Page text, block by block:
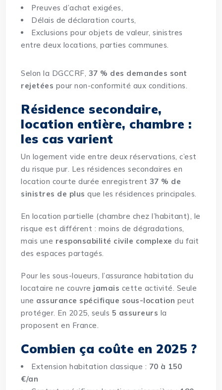
Preuves d’achat exigées,
Délais de déclaration courts,
Exclusions pour objets de valeur, sinistres
entre deux locations, parties communes.
Selon la DGCCRF, 37 % des demandes sont
rejetées pour non-conformité aux conditions.
Résidence secondaire,
location entière, chambre :
les cas varient
Un logement vide entre deux réservations, c’est
du risque pur. Les résidences secondaires en
location courte durée enregistrent 37 % de
sinistres de plus que les résidences principales.
En location partielle (chambre chez l’habitant), le
risque est différent : moins de dégradations,
mais une responsabilité civile complexe du fait
des espaces partagés.
Pour les sous-loueurs, l’assurance habitation du
locataire ne couvre jamais cette activité. Seule
une assurance spécifique sous-location peut
protéger. En 2025, seuls 5 assureurs la
proposent en France.
Combien ça coûte en 2025 ?
Extension habitation classique : 70 à 150
€/an